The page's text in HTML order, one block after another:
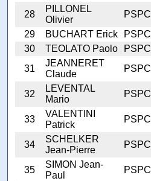
28
PILLONEL
Olivier
PSPC
29
BUCHART Erick PSPC
30
TEOLATO Paolo PSPC
31
JEANNERET
Claude
PSPC
32
LEVENTAL
Mario
PSPC
33
VALENTINI
Patrick
PSPC
34
SCHELKER
Jean-Pierre
PSPC
35
SIMON Jean-
Paul
PSPC